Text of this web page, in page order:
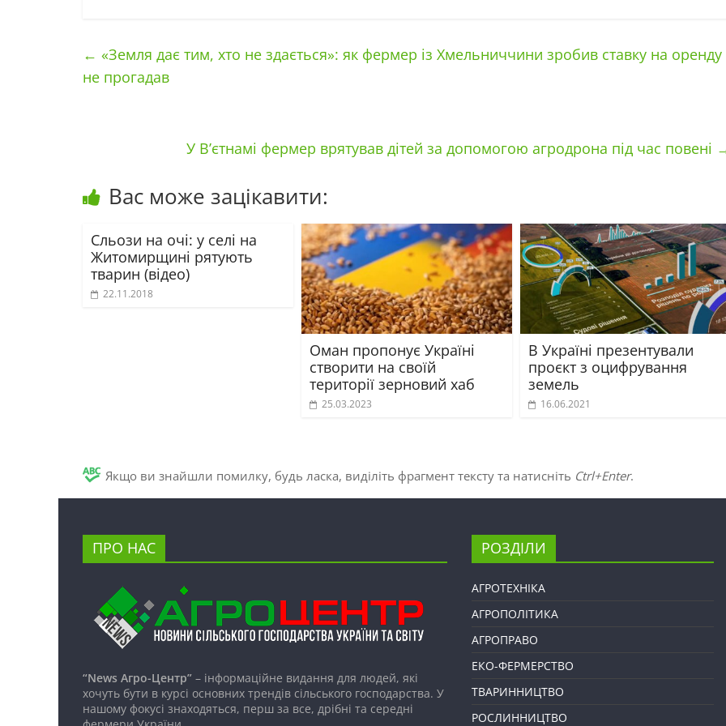
← «Земля дає тим, хто не здається»: як фермер із Хмельниччини зробив ставку на оренду
не прогадав
У В’єтнамі фермер врятував дітей за допомогою агродрона під час повені
Вас може зацікавити:
Сльози на очі: у селі на
Житомирщині рятують
тварин (відео)
22.11.2018
Оман пропонує Україні
створити на своїй
території зерновий хаб
25.03.2023
В Україні презентували
проєкт з оцифрування
земель
16.06.2021
Якщо ви знайшли помилку, будь ласка, виділіть фрагмент тексту та натисніть Ctrl+Enter.
ПРО НАС
“News Агро-Центр” – інформаційне видання для людей, які
хочуть бути в курсі основних трендів сільського господарства. У
нашому фокусі знаходяться, перш за все, дрібні та середні
РОЗДІЛИ
АГРОТЕХНІКА
АГРОПОЛІТИКА
АГРОПРАВО
ЕКО-ФЕРМЕРСТВО
ТВАРИННИЦТВО
РОСЛИННИЦТВО